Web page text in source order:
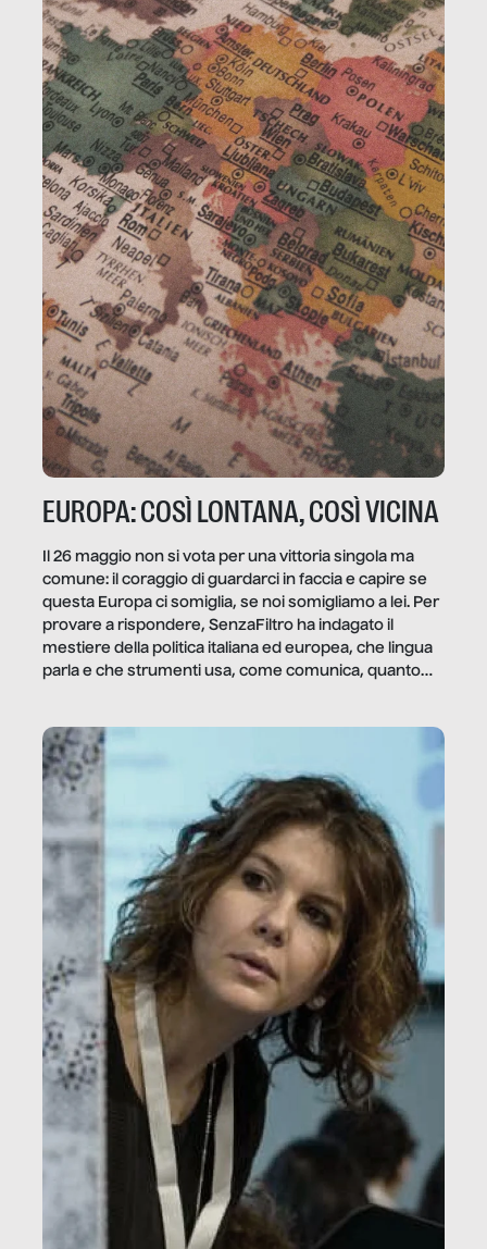
EUROPA: COSÌ LONTANA, COSÌ VICINA
Il 26 maggio non si vota per una vittoria singola ma
comune: il coraggio di guardarci in faccia e capire se
questa Europa ci somiglia, se noi somigliamo a lei. Per
provare a rispondere, SenzaFiltro ha indagato il
mestiere della politica italiana ed europea, che lingua
parla e che strumenti usa, come comunica, quanto